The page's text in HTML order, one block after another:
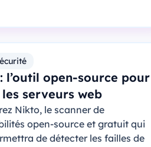
l’outil open-source pour
serveurs web
Nikto, le scanner de
open-source et gratuit qui
de détecter les failles de